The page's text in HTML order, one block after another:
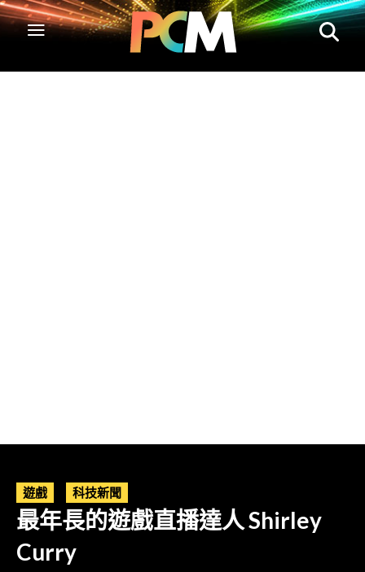
遊戲 科技新聞
最年長的遊戲直播達人 Shirley
Curry